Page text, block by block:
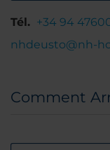
Tél. +34 94
nhdeusto@nh-
Comment